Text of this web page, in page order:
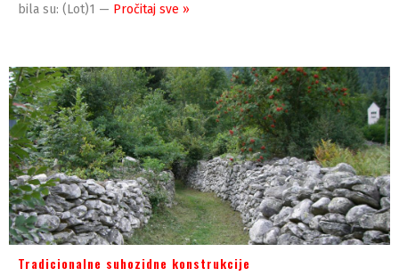
bila su: (Lot)1 — Pročitaj sve »
Tradicionalne suhozidne konstrukcije